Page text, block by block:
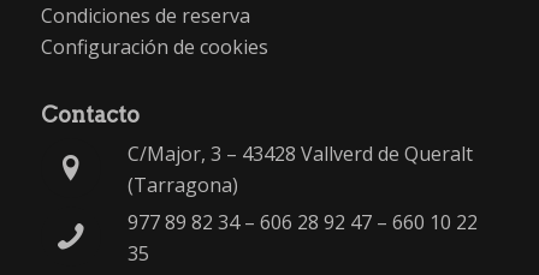
Condiciones de reserva
Configuración de cookies
Contacto
C/Major, 3 – 43428 Vallverd de Queralt
(Tarragona)
977 89 82 34– 606 28 92 47– 660 10 22
35